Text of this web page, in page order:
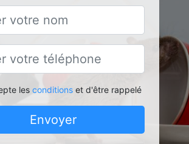
les conditionset d'être rappelé
Envoyer